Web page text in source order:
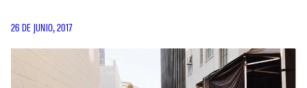
26 DE JUNIO, 2017